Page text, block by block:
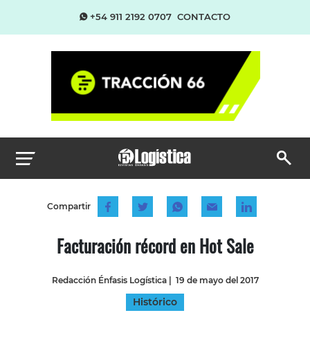
+54 911 2192 0707 CONTACTO
Compartir
Facturación récord en Hot Sale
Redacción Énfasis Logística| 19 de mayo del 2017
Histórico